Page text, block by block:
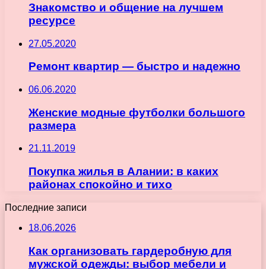
Знакомство и общение на лучшем
ресурсе
27.05.2020
Ремонт квартир — быстро и надежно
06.06.2020
Женские модные футболки большого
размера
21.11.2019
Покупка жилья в Алании: в каких
районах спокойно и тихо
Последние записи
18.06.2026
Как организовать гардеробную для
мужской одежды: выбор мебели и